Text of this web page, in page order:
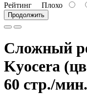
Рейтинг Плохо
Продолжить
Сложный
Kyocera
60 стр./